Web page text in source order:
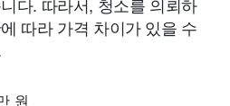
따라 가격 차이가 있을 수
원